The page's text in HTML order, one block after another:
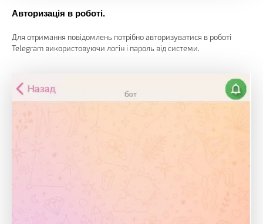
Авторизація в роботі.
Для отримання повідомлень потрібно авторизуватися в роботі
Telegram використовуючи логін і пароль від системи.